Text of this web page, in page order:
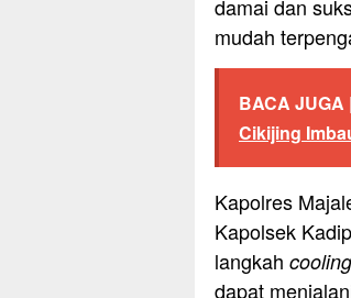
damai dan
mudah
BACA JUGA |
Cikijing
Kapolres
Kapolsek
langkah
dapat